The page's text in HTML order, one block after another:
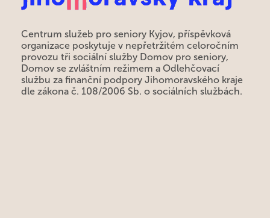
Centrum služeb pro seniory Kyjov, příspěvková
organizace poskytuje v nepřetržitém celoročním
provozu tři sociální služby Domov pro seniory,
Domov se zvláštním režimem a Odlehčovací
službu za finanční podpory Jihomoravského kraje
dle zákona č. 108/2006 Sb. o sociálních službách.